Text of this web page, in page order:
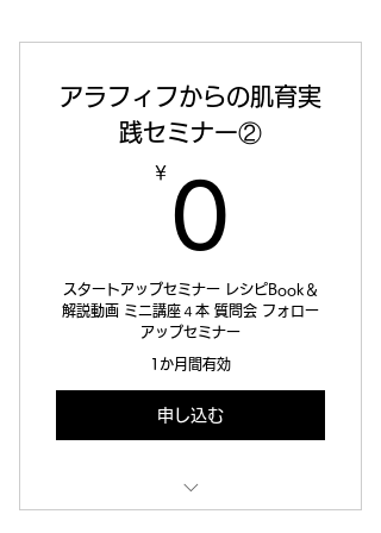
アラフィフからの肌育実
践セミナー②
￥ 0
スタートアップセミナー レシピBook＆
解説動画 ミニ講座４本 質問会 フォロー
アップセミナー
1か月間有効
申し込む